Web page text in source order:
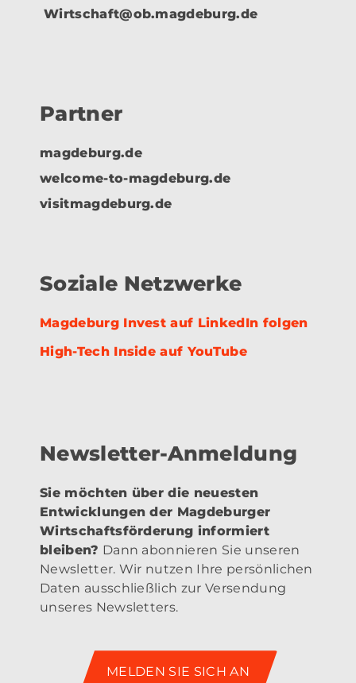
Wirtschaft@ob.magdeburg.de
Partner
magdeburg.de
welcome-to-magdeburg.de
visitmagdeburg.de
Soziale Netzwerke
Magdeburg Invest auf LinkedIn folgen
High-Tech Inside auf YouTube
Newsletter-Anmeldung
Sie möchten über die neuesten
Entwicklungen der Magdeburger
Wirtschaftsförderung informiert
bleiben? Dann abonnieren Sie unseren
Newsletter. Wir nutzen Ihre persönlichen
Daten ausschließlich zur Versendung
unseres Newsletters.
MELDEN SIE SICH AN